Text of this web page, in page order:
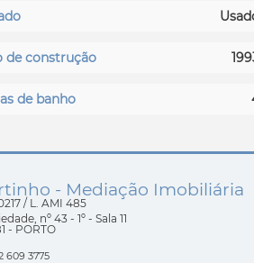
essenciais. Com acessos
perca esta oportunidade única para instalar o seu negócio num espaço
de construção
de banho
- Mediação Imobiliária
/ L. AMI 485
nº 43 - 1º - Sala 11
- PORTO
609 3775